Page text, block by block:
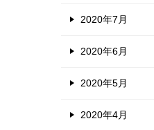
2020年7月
2020年6月
2020年5月
2020年4月